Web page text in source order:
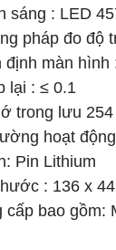
sáng : LED
pháp đo độ
định màn hình
lại : ≤ 0.1
trong lưu
hoạt
Pin Lithium
: 136 x
cấp bao gồm: